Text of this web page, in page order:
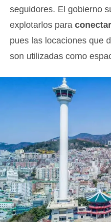
seguidores. El gobierno
explotarlos para
pues las locaciones que
son utilizadas como